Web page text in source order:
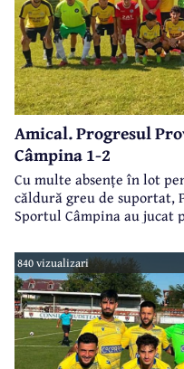
Amical. Progresul
Câmpina 1-2
Cu multe absențe în lot
căldură greu de suportat,
Sportul Câmpina au jucat
840 vizualizari